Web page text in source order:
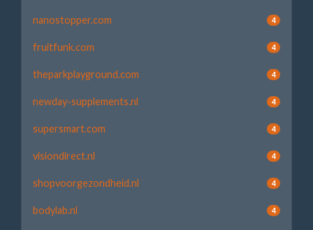
nanostopper.com 4
fruitfunk.com 4
theparkplayground.com 4
newday-supplements.nl 4
supersmart.com 4
visiondirect.nl 4
shopvoorgezondheid.nl 4
bodylab.nl 4